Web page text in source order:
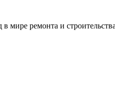
мире ремонта и